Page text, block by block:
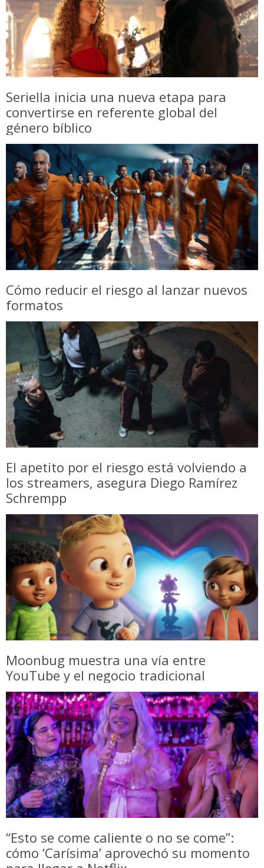
Seriella inicia una nueva etapa para
convertirse en referente global del
género bíblico
Cómo reducir el riesgo al lanzar nuevos
formatos
El apetito por el riesgo está volviendo a
los streamers, asegura Diego Ramírez
Schrempp
Moonbug muestra una vía entre
YouTube y el negocio tradicional
“Esto se come caliente o no se come”:
cómo ‘Carísima’ aprovechó su momento